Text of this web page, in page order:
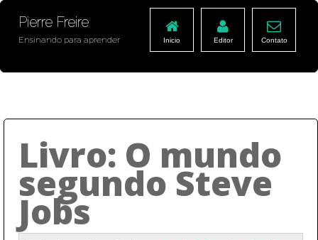
Pierre Freire
Ensinando para aprender Inicio Editor Contato
Livro: O mundo
segundo Steve
Jobs